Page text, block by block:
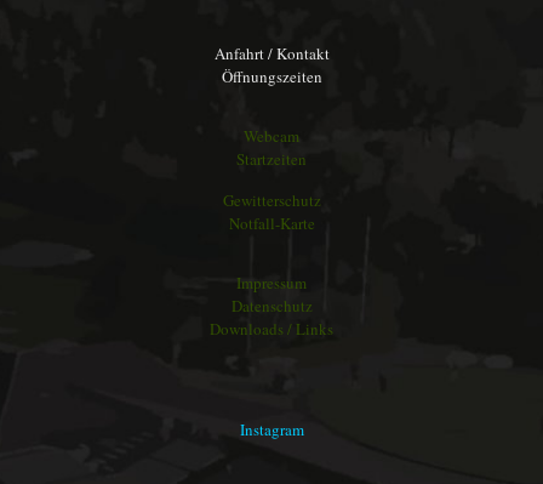
Anfahrt / Kontakt
Öffnungszeiten
Webcam
Startzeiten
Gewitterschutz
Notfall-Karte
Impressum
Datenschutz
Downloads / Links
Instagram